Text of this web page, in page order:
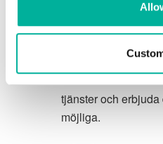
Vi strävar efter att
förstklassig service.
feedback så att vi
tjänster och
möjliga.